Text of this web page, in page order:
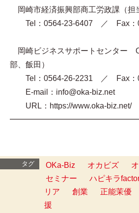
岡崎市経済振興部商工労政課（担
Tel：0564-23-6407 ／ Fax：
岡崎ビジネスサポートセンター
部、飯田）
Tel：0564-26-2231 ／ Fax：
E-mail：info@oka-biz.net
URL：https://www.oka-biz.net/
タグ OKa-Biz オカビズ
セミナー
ハピキラ
リア
創業 正能茉優
援